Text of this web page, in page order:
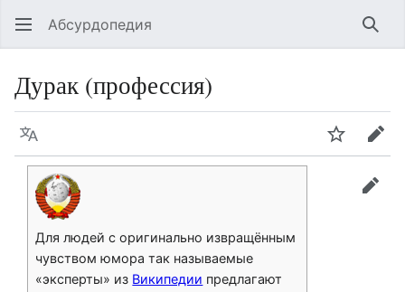
Абсурдопедия
Дурак (профессия)
Язык
Для людей с оригинально извращённым
чувством юмора так называемые
«эксперты» из Википедии предлагают